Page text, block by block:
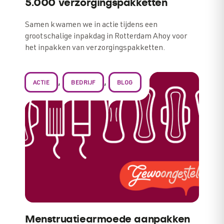
5.000 verzorgingspakketten
Samen kwamen we in actie tijdens een
grootschalige inpakdag in Rotterdam Ahoy voor
het inpakken van verzorgingspakketten.
Menstruatiearmoede aanpakken
ACTIE , BEDRIJF , BLOG